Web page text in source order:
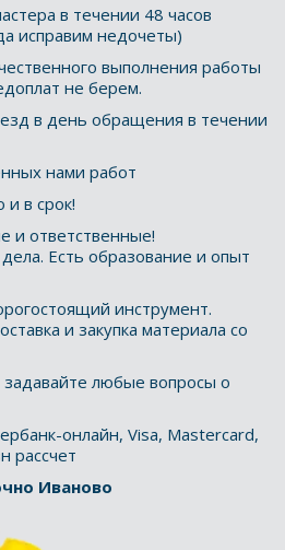
в течении 48 часов
исправим недочеты)
выполнения работы
не берем.
в день обращения в течении
нами работ
и в срок!
и ответственные!
Есть образование и опыт
инструмент.
и закупка материала со
любые вопросы о
онлайн, Visa, Mastercard,
рассчет
Иваново